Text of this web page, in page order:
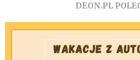
DEON.PL